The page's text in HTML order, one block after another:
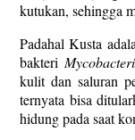
kutukan, sehingga
Padahal Kusta
bakteri
kulit dan saluran
ternyata bisa
hidung pada saat